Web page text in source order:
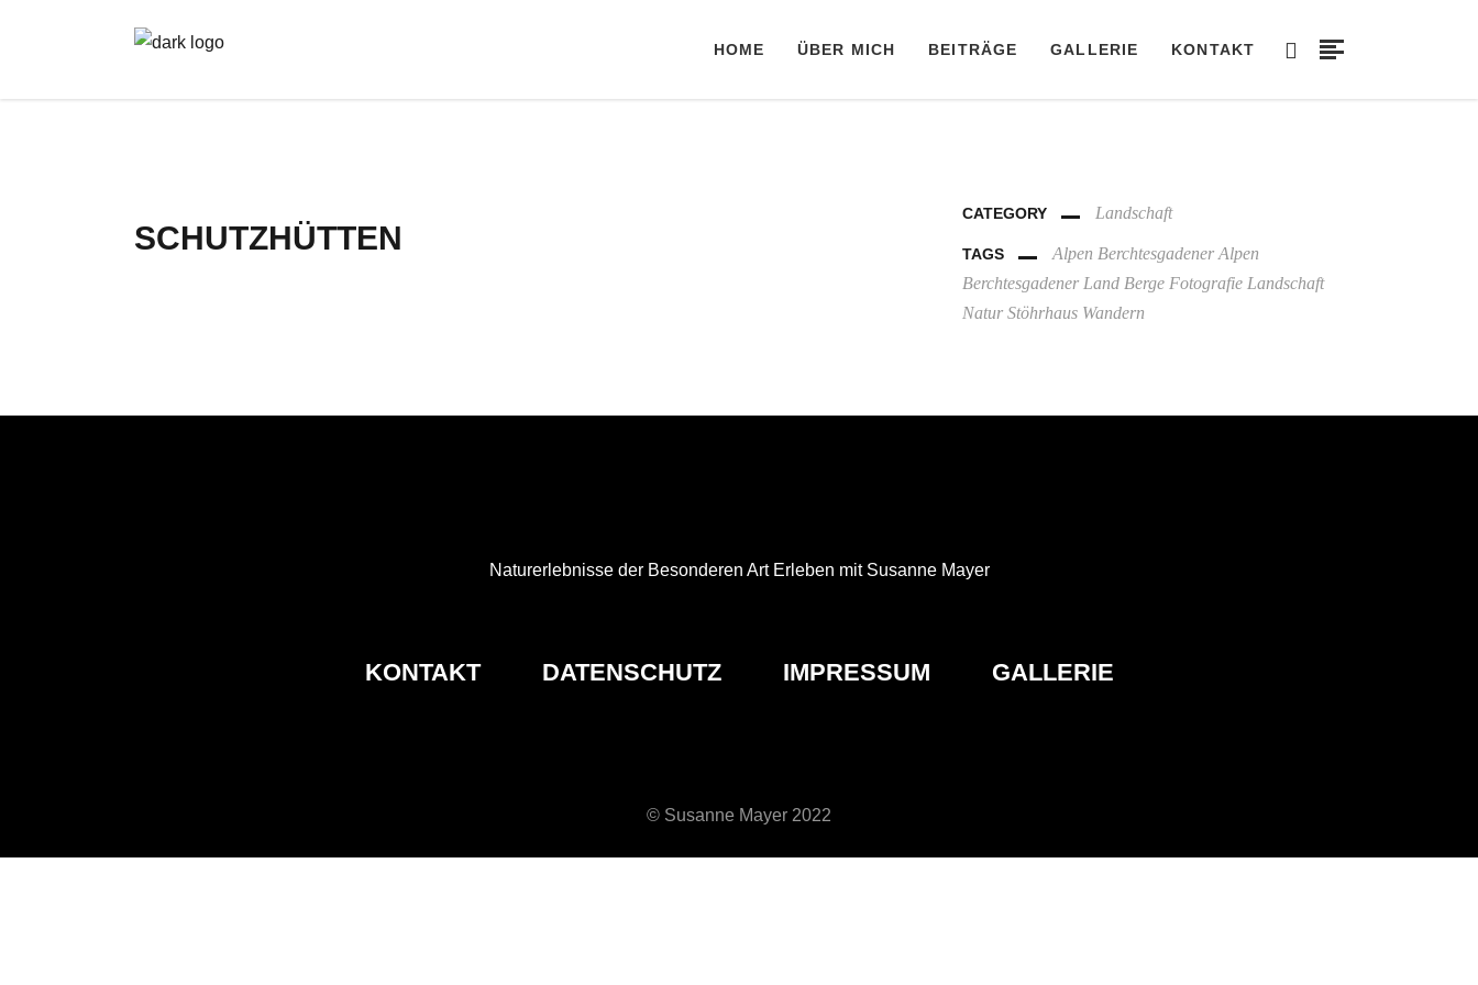
HOME ÜBER MICH BEITRÄGE GALLERIE KONTAKT
SCHUTZHÜTTEN
CATEGORY Landschaft
TAGS Alpen Berchtesgadener Alpen
Berchtesgadener Land Berge Fotografie Landschaft
Natur Stöhrhaus Wandern
Naturerlebnisse der Besonderen Art Erleben mit Susanne Mayer
KONTAKT DATENSCHUTZ IMPRESSUM GALLERIE
© Susanne Mayer 2022